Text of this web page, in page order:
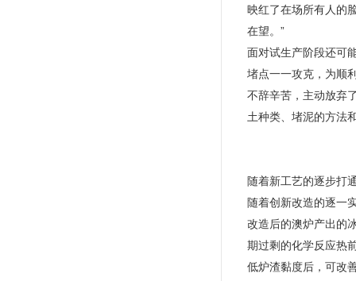
映红了在场所有人的
在望。”
面对试生产阶段还可
堵点一一攻克，为顺
不辞辛苦，主动放弃
土种类、堵泥的方法
随着新工艺的逐步打
随着创新改造的逐一
改造后的澳炉产出的
期过剩的化学反应热
低炉渣黏度后，可改